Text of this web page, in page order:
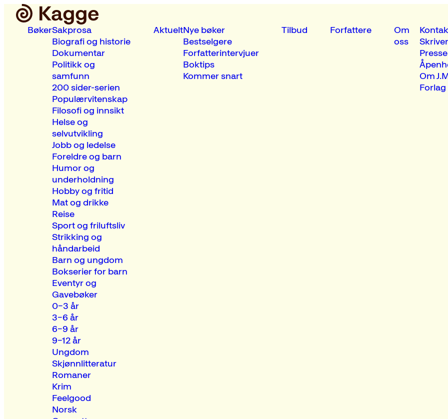
BøkerSakprosa
Biografi og historie
Dokumentar
Politikk og
samfunn
200 sider-serien
Populærvitenskap
Filosofi og innsikt
Helse og
selvutvikling
Jobb og ledelse
Foreldre og barn
Humor og
underholdning
Hobby og fritid
Mat og drikke
Reise
Sport og friluftsliv
Strikking og
håndarbeid
Barn og ungdom
Bokserier for barn
Eventyr og
Gavebøker
0–3 år
3–6 år
6–9 år
9–12 år
Ungdom
Skjønnlitteratur
Romaner
Krim
Feelgood
Norsk
AktueltNye bøker
Bestselgere
Forfatterintervjuer
Boktips
Kommer snart
Tilbud Forfattere
Om
oss
Presse
Om
Forlag